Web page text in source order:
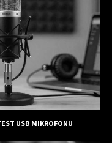
USB MIKROFONU